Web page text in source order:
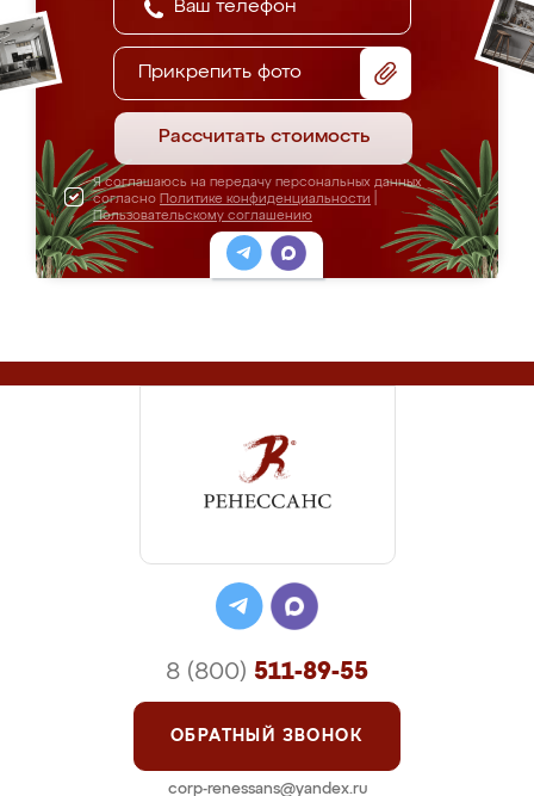
Прикрепить фото
Рассчитать стоимость
Я соглашаюсь на передачу персональных данных
согласно Политике конфиденциальности
Пользовательскому соглашению
8 (800) 511-89-55
ОБРАТНЫЙ ЗВОНОК
corp-renessans@yandex.ru